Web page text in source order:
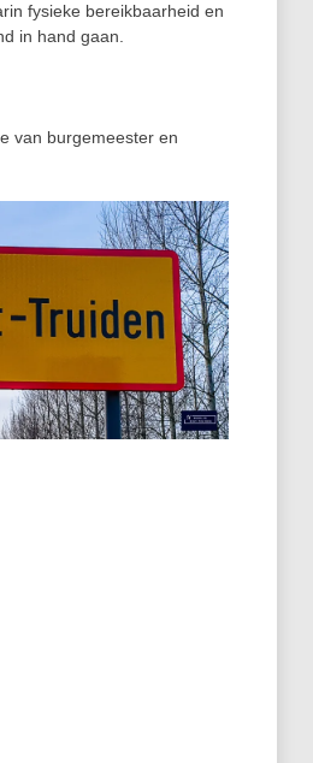
fysieke bereikbaarheid en
in hand gaan.
van burgemeester en